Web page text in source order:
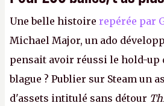
Une belle histoire repérée par
Michael Major, un ado
pensait avoir réussi le hold-up
blague ? Publier sur Steam un
d'assets intitulé sans détour